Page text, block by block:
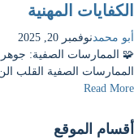
الكفايات المهنية
أبو محمد نوفمبر 20, 2025
🧩 الممارسات الصفية: جوهر
الممارسات الصفية القلب
Read More
أقسام الموقع